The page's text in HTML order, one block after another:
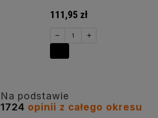
111,95 zł
− +
Na podstawie
1724 opinii z całego okresu